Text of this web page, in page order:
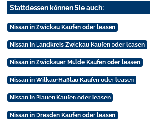
Stattdessen können Sie auch:
Nissan in Zwickau Kaufen oder leasen
Nissan in Landkreis Zwickau Kaufen oder leasen
Nissan in Zwickauer Mulde Kaufen oder leasen
Nissan in Wilkau-Haßlau Kaufen oder leasen
Nissan in Plauen Kaufen oder leasen
Nissan in Dresden Kaufen oder leasen